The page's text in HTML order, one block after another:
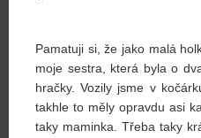
Pamatuji si, že jako malá
moje sestra, která byla o
hračky. Vozily jsme v
takhle to měly opravdu asi
taky maminka. Třeba taky